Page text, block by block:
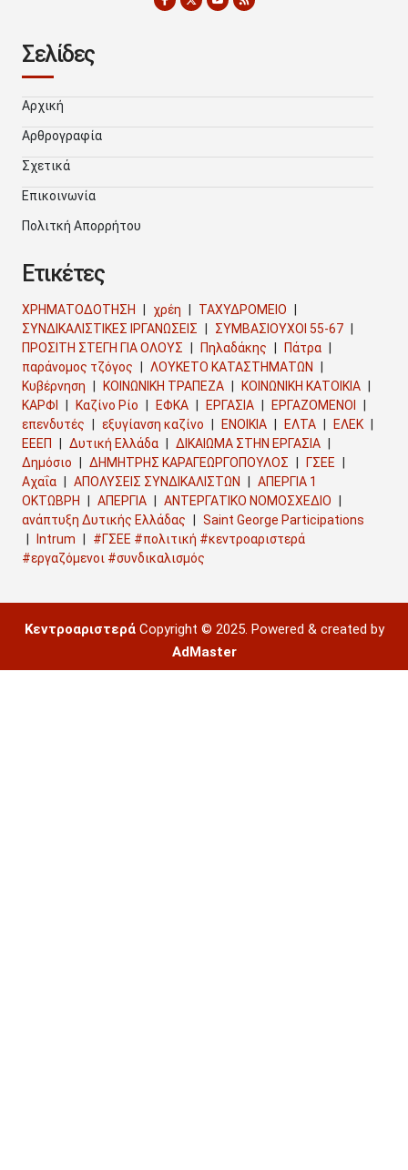
Σελίδες
Αρχική
Αρθρογραφία
Σχετικά
Επικοινωνία
Πολιτκή Απορρήτου
Ετικέτες
ΧΡΗΜΑΤΟΔΟΤΗΣΗ χρέη
ΤΑΧΥΔΡΟΜΕΙΟ
ΣΥΝΔΙΚΑΛΙΣΤΙΚΕΣ ΙΡΓΑΝΩΣΕΙΣ
ΣΥΜΒΑΣΙΟΥΧΟΙ 55-67
ΠΡΟΣΙΤΗ ΣΤΕΓΗ ΓΙΑ ΟΛΟΥΣ
Πηλαδάκης
Πάτρα
παράνομος τζόγος
ΛΟΥΚΕΤΟ ΚΑΤΑΣΤΗΜΑΤΩΝ
Κυβέρνηση
ΚΟΙΝΩΝΙΚΗ ΤΡΑΠΕΖΑ
ΚΟΙΝΩΝΙΚΗ ΚΑΤΟΙΚΙΑ
ΚΑΡΦΙ
Καζίνο Ρίο ΕΦΚΑ ΕΡΓΑΣΙΑ
ΕΡΓΑΖΟΜΕΝΟΙ
επενδυτές
εξυγίανση καζίνο ΕΝΟΙΚΙΑ ΕΛΤΑ
ΕΛΕΚ
ΕΕΕΠ
Δυτική Ελλάδα
ΔΙΚΑΙΩΜΑ ΣΤΗΝ ΕΡΓΑΣΙΑ
Δημόσιο
ΔΗΜΗΤΡΗΣ ΚΑΡΑΓΕΩΡΓΟΠΟΥΛΟΣ
ΓΣΕΕ
Αχαΐα
ΑΠΟΛΥΣΕΙΣ ΣΥΝΔΙΚΑΛΙΣΤΩΝ
ΑΠΕΡΓΙΑ 1
ΟΚΤΩΒΡΗ
ΑΠΕΡΓΙΑ
ΑΝΤΕΡΓΑΤΙΚΟ ΝΟΜΟΣΧΕΔΙΟ
ανάπτυξη Δυτικής Ελλάδας
Saint George Participations
Intrum
#ΓΣΕΕ #πολιτική #κεντροαριστερά
#εργαζόμενοι #συνδικαλισμός
ΚεντροαριστεράCopyright © 2025. Powered & created by
AdMaster